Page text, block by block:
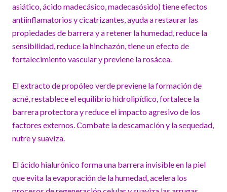
asiático, ácido madecásico, madecasósido) tiene efectos
antiinflamatorios y cicatrizantes, ayuda a restaurar las
propiedades de barrera y a retener la humedad, reduce la
sensibilidad, reduce la hinchazón, tiene un efecto de
fortalecimiento vascular y previene la rosácea.
El extracto de propóleo verde previene la formación de
acné, restablece el equilibrio hidrolipídico, fortalece la
barrera protectora y reduce el impacto agresivo de los
factores externos. Combate la descamación y la sequedad,
nutre y suaviza.
El ácido hialurónico forma una barrera invisible en la piel
que evita la evaporación de la humedad, acelera los